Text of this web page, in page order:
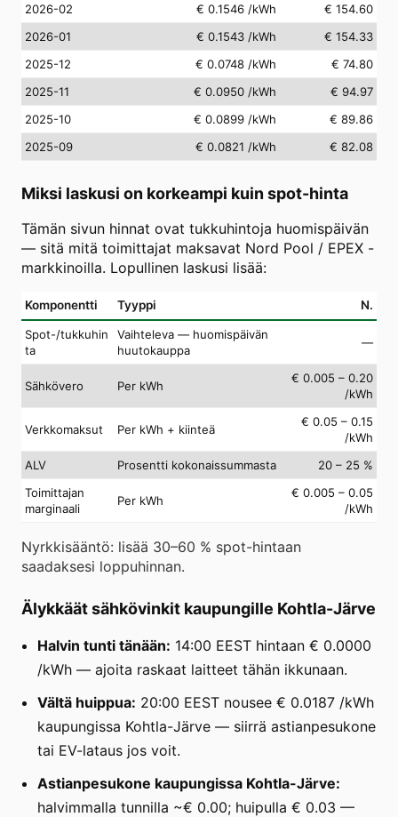
2026-02
€ 0.1546 /kWh
€ 154.60
2026-01
€ 0.1543 /kWh
€ 154.33
2025-12
€ 0.0748 /kWh
€ 74.80
2025-11
€ 0.0950 /kWh
€ 94.97
2025-10
€ 0.0899 /kWh
€ 89.86
2025-09
€ 0.0821 /kWh € 82.08
Miksi laskusi on korkeampi kuin spot-hinta
Tämän sivun hinnat ovat tukkuhintoja huomispäivän
— sitä mitä toimittajat maksavat Nord Pool / EPEX -
markkinoilla. Lopullinen laskusi lisää:
Komponentti Tyyppi N.
Spot-/tukkuhin
ta
Vaihteleva — huomispäivän
huutokauppa
—
Sähkövero Per kWh
€ 0.005 – 0.20
/kWh
Verkkomaksut Per kWh + kiinteä
€ 0.05 – 0.15
/kWh
ALV
Prosentti kokonaissummasta
20 – 25 %
Toimittajan
marginaali
Per kWh
€ 0.005 – 0.05
/kWh
Nyrkkisääntö: lisää 30–60 % spot-hintaan
saadaksesi loppuhinnan.
Älykkäät sähkövinkit kaupungille Kohtla-Järve
Halvin tunti tänään: 14:00 EEST hintaan € 0.0000
/kWh — ajoita raskaat laitteet tähän ikkunaan.
Vältä huippua: 20:00 EEST nousee € 0.0187 /kWh
kaupungissa Kohtla-Järve — siirrä astianpesukone
tai EV-lataus jos voit.
Astianpesukone kaupungissa Kohtla-Järve:
halvimmalla tunnilla ~€ 0.00; huipulla € 0.03 —